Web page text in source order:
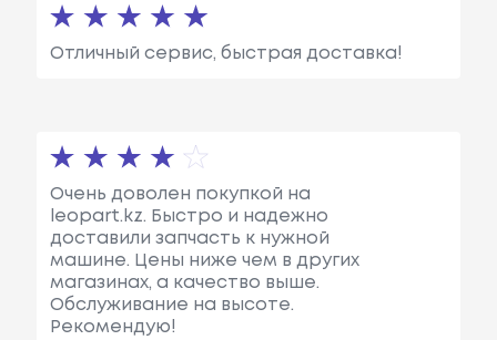
Отличный сервис, быстрая доставка!
Очень доволен покупкой на
leopart.kz. Быстро и надежно
доставили запчасть к нужной
машине. Цены ниже чем в других
магазинах, а качество выше.
Обслуживание на высоте.
Рекомендую!